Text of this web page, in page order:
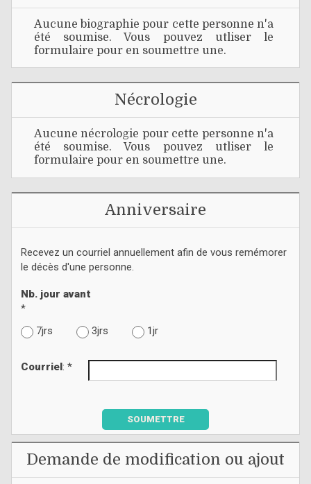
Aucune biographie pour cette personne n'a
été soumise. Vous pouvez utliser le
formulaire pour en soumettre une.
Nécrologie
Aucune nécrologie pour cette personne n'a
été soumise. Vous pouvez utliser le
formulaire pour en soumettre une.
Anniversaire
Recevez un courriel annuellement afin de vous remémorer
le décès d'une personne.
Nb. jour avant
*
7jrs
3jrs 1jr
Courriel : *
SOUMETTRE
Demande de modification ou ajout